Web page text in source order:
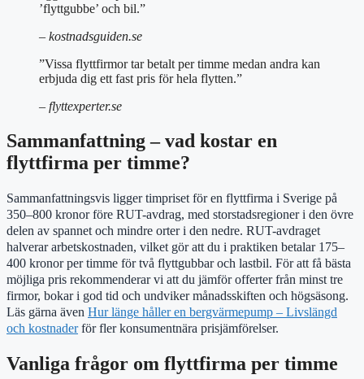
’flyttgubbe’ och bil.”
– kostnadsguiden.se
”Vissa flyttfirmor tar betalt per timme medan andra kan
erbjuda dig ett fast pris för hela flytten.”
– flyttexperter.se
Sammanfattning – vad kostar en
flyttfirma per timme?
Sammanfattningsvis ligger timpriset för en flyttfirma i Sverige på
350–800 kronor före RUT-avdrag, med storstadsregioner i den övre
delen av spannet och mindre orter i den nedre. RUT-avdraget
halverar arbetskostnaden, vilket gör att du i praktiken betalar 175–
400 kronor per timme för två flyttgubbar och lastbil. För att få bästa
möjliga pris rekommenderar vi att du jämför offerter från minst tre
firmor, bokar i god tid och undviker månadsskiften och högsäsong.
Läs gärna även Hur länge håller en bergvärmepump – Livslängd
och kostnaderför fler konsumentnära prisjämförelser.
Vanliga frågor om flyttfirma per timme